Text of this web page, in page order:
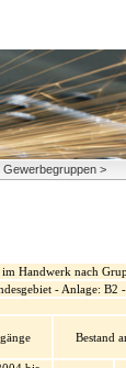
Gewerbegruppen >